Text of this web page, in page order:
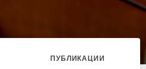
ПУБЛИКАЦИИ